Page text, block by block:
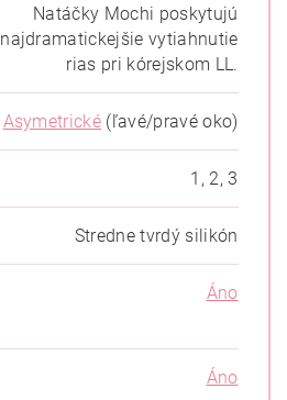
Natáčky Mochi poskytujú
najdramatickejšie vytiahnutie
rias pri kórejskom LL.
Asymetrické (ľavé/pravé oko)
1, 2, 3
Stredne tvrdý silikón
Áno
Áno